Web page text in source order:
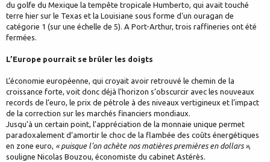
du golfe du Mexique la tempête tropicale Humberto, qui avait touché
terre hier sur le Texas et la Louisiane sous forme d'un ouragan de
catégorie 1 (sur une échelle de 5). A Port-Arthur, trois raffineries ont été
fermées.
L’Europe pourrait se brûler les doigts
L’économie européenne, qui croyait avoir retrouvé le chemin de la
croissance forte, voit donc déjà l’horizon s’obscurcir avec les nouveaux
records de l’euro, le prix de pétrole à des niveaux vertigineux et l’impact
de la correction sur les marchés financiers mondiaux.
Jusqu’à un certain point, l’appréciation de la monnaie unique permet
paradoxalement d’amortir le choc de la flambée des coûts énergétiques
en zone euro, « puisque l'on achète nos matières premières en dollars »,
souligne Nicolas Bouzou, économiste du cabinet Astérès.